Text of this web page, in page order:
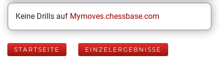
Keine Drills auf Mymoves.chessbase.com
STARTSEITE EINZELERGEBNISSE